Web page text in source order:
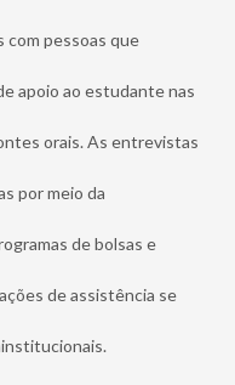
com pessoas que
apoio ao estudante nas
orais. As entrevistas
por meio da
de bolsas e
de assistência se